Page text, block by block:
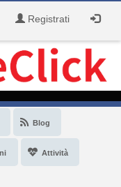
Registrati
Blog
Attività